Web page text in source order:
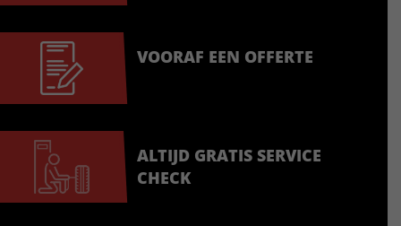
VOORAF EEN OFFERTE
ALTIJD GRATIS SERVICE
CHECK